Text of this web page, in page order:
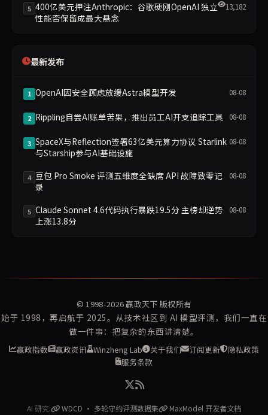
5 400亿美元押注Anthropic：谷歌硬刚OpenAI 独立
性能否保留成最大悬念
13,182
最新发布
1 OpenAI因安全顾虑放缓Astra模型开发 08-08
2 Rippling自尝AI账单苦果，推出员工AI开支追踪工具 08-08
3 SpaceX与Reflection签署63亿美元算力协议 Starlink
与Starship参与AI基础设施
08-08
4 豆包 Pro Smoke 评测五维度全缺席 API 故障致零记
录
08-08
5 Claude Sonnet 4.6代码执行暴跌19.5分 主榜却逆势
上涨13.8分
08-08
© 1998-2026赢政天下 版权所有
始于 1998，再启航于 2025。从技术社区到 AI 模型评测，我们一直在
做一件事：把复杂的东西讲清楚。
赢政指数 赢政资讯 Winzheng Lab 关于我们 订阅更新
隐私政策
服务条款
AI 研究: WDCD · 多轮守约评测数据集
MaxModel 开发者文档